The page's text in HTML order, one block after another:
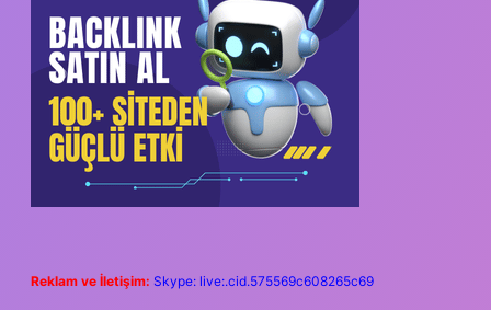
Reklam ve İletişim: Skype: live:.cid.575569c608265c69